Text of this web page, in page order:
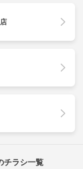
チラシ一覧